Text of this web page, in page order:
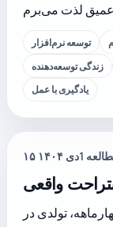
توسعه نرم‌افزار
زندگی توسعه‌دهنده
یادگیری با عمل
۱۵ دی ۱۴۰۴1
تولدی در